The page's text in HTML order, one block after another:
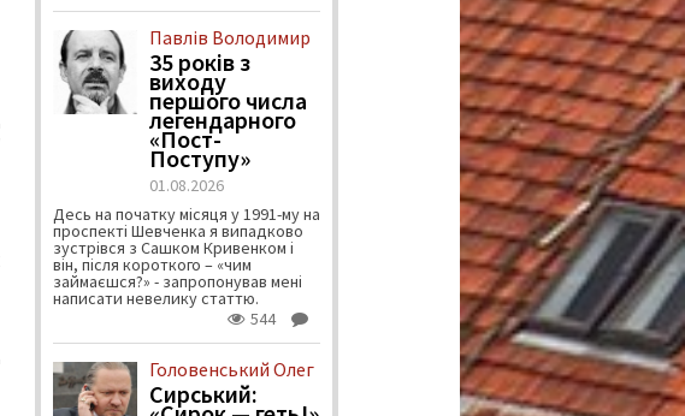
Павлів Володимир
35 років з
виходу
першого числа
легендарного
«Пост-
Поступу»
01.08.2026
Десь на початку місяця у 1991-му на
проспекті Шевченка я випадково
зустрівся з Сашком Кривенком і
він, після короткого – «чим
займаєшся?» - запропонував мені
написати невелику статтю.
544
Головенський Олег
Сирський: